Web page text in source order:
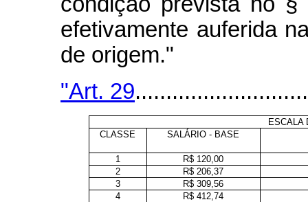
efetivamente auferida
de origem."
"Art. 29
CLASSE
SALÁRIO - BASE
1
R$ 120,00
2
R$ 206,37
3
R$ 309,56
4
R$ 412,74